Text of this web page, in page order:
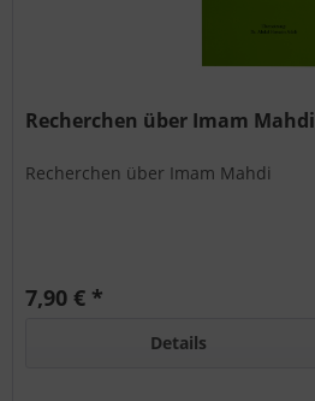
Recherchen über Imam Mahdi
Recherchen über Imam Mahdi
7,90 € *
Details